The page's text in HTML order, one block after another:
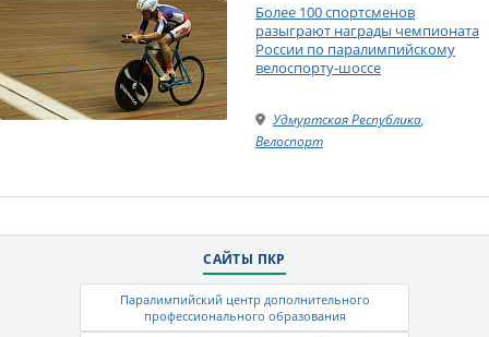
Более 100 спортсменов
разыграют награды чемпионата
России по паралимпийскому
велоспорту-шоссе
Удмуртская Республика,
Велоспорт
САЙТЫ ПКР
Паралимпийский центр дополнительного
профессионального образования